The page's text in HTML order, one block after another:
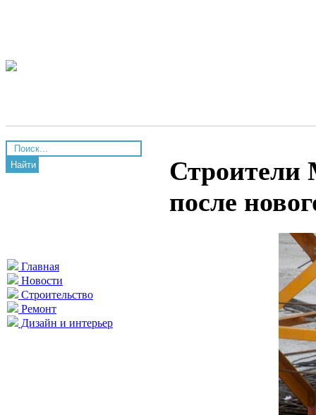
Найти
Главная
Новости
Строительство
Ремонт
Дизайн и интерьер
Строители
после